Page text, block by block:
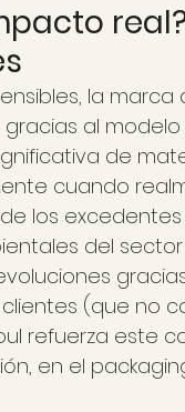
la
gracias al modelo
de
cuando
los
del
(que no
refuerza
en el